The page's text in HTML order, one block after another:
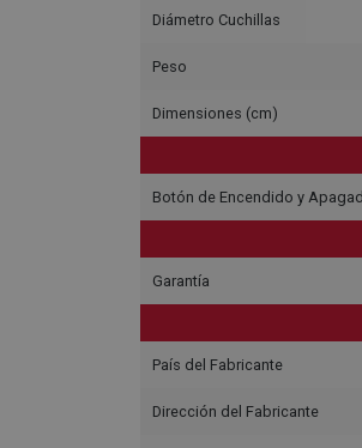
Diámetro Cuchillas
Peso
Dimensiones (cm)
Botón de Encendido y
Garantía
País del Fabricante
Dirección del Fabricante